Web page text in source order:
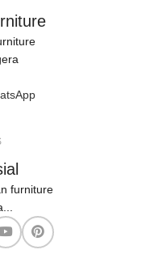
furniture